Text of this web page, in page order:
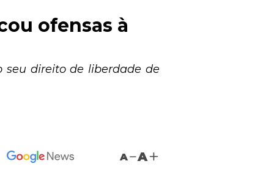
ofensas à
seu direito de liberdade de
A A